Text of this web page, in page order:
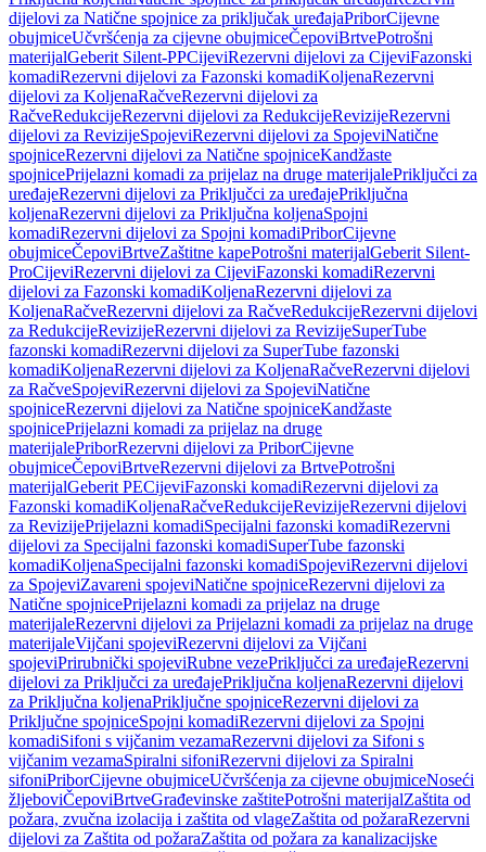
dijelovi za Natične spojnice za priključak uređajaPriborCijevne
obujmiceUčvršćenja za cijevne obujmiceČepoviBrtvePotrošni
materijalGeberit Silent-PPCijeviRezervni dijelovi za CijeviFazonski
komadiRezervni dijelovi za Fazonski komadiKoljenaRezervni
dijelovi za KoljenaRačveRezervni dijelovi za
RačveRedukcijeRezervni dijelovi za RedukcijeRevizijeRezervni
dijelovi za RevizijeSpojeviRezervni dijelovi za SpojeviNatične
spojniceRezervni dijelovi za Natične spojniceKandžaste
spojnicePrijelazni komadi za prijelaz na druge materijalePriključci za
uređajeRezervni dijelovi za Priključci za uređajePriključna
koljenaRezervni dijelovi za Priključna koljenaSpojni
komadiRezervni dijelovi za Spojni komadiPriborCijevne
obujmiceČepoviBrtveZaštitne kapePotrošni materijalGeberit Silent-
ProCijeviRezervni dijelovi za CijeviFazonski komadiRezervni
dijelovi za Fazonski komadiKoljenaRezervni dijelovi za
KoljenaRačveRezervni dijelovi za RačveRedukcijeRezervni dijelovi
za RedukcijeRevizijeRezervni dijelovi za RevizijeSuperTube
fazonski komadiRezervni dijelovi za SuperTube fazonski
komadiKoljenaRezervni dijelovi za KoljenaRačveRezervni dijelovi
za RačveSpojeviRezervni dijelovi za SpojeviNatične
spojniceRezervni dijelovi za Natične spojniceKandžaste
spojnicePrijelazni komadi za prijelaz na druge
materijalePriborRezervni dijelovi za PriborCijevne
obujmiceČepoviBrtveRezervni dijelovi za BrtvePotrošni
materijalGeberit PECijeviFazonski komadiRezervni dijelovi za
Fazonski komadiKoljenaRačveRedukcijeRevizijeRezervni dijelovi
za RevizijePrijelazni komadiSpecijalni fazonski komadiRezervni
dijelovi za Specijalni fazonski komadiSuperTube fazonski
komadiKoljenaSpecijalni fazonski komadiSpojeviRezervni dijelovi
za SpojeviZavareni spojeviNatične spojniceRezervni dijelovi za
Natične spojnicePrijelazni komadi za prijelaz na druge
materijaleRezervni dijelovi za Prijelazni komadi za prijelaz na druge
materijaleVijčani spojeviRezervni dijelovi za Vijčani
spojeviPrirubnički spojeviRubne vezePriključci za uređajeRezervni
dijelovi za Priključci za uređajePriključna koljenaRezervni dijelovi
za Priključna koljenaPriključne spojniceRezervni dijelovi za
Priključne spojniceSpojni komadiRezervni dijelovi za Spojni
komadiSifoni s vijčanim vezamaRezervni dijelovi za Sifoni s
vijčanim vezamaSpiralni sifoniRezervni dijelovi za Spiralni
sifoniPriborCijevne obujmiceUčvršćenja za cijevne obujmiceNoseći
žljeboviČepoviBrtveGrađevinske zaštitePotrošni materijalZaštita od
požara, zvučna izolacija i zaštita od vlageZaštita od požaraRezervni
dijelovi za Zaštita od požaraZaštita od požara za kanalizacijske